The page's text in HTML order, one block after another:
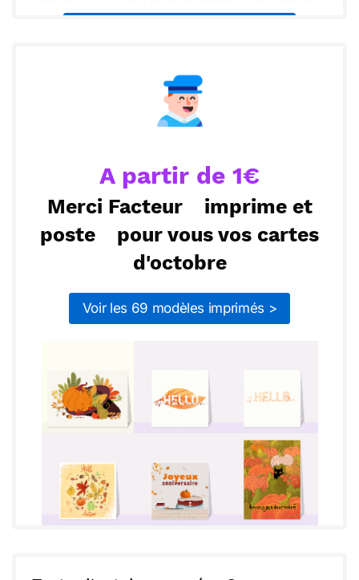
à deux, main dans la main.
Envoyer via Whatsapp
A partir de 1€
Merci Facteur
imprime et
poste
pour vous vos cartes
d'octobre
Voir les 69 modèles imprimés >